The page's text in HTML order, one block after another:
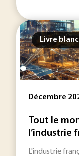
Livre blanc
Décembre
Tout le
l’industrie
L'industrie